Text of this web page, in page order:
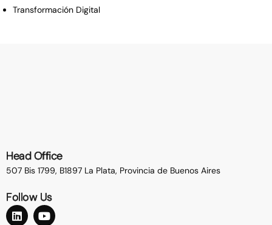
Transformación Digital
Head Office
507 Bis 1799, B1897 La Plata, Provincia de Buenos Aires
Follow Us